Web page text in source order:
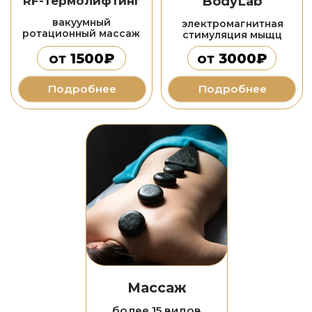
Наши соцсети
Подписывайся на наши
социальные сети и будь в
курсе всех новинок в мире
косметологии и эпиляции
Вконтакте Телеграм канал
Запретограм
*- Instagram является экстремистской организацией, на
территории РФ её деятельность запрещена.